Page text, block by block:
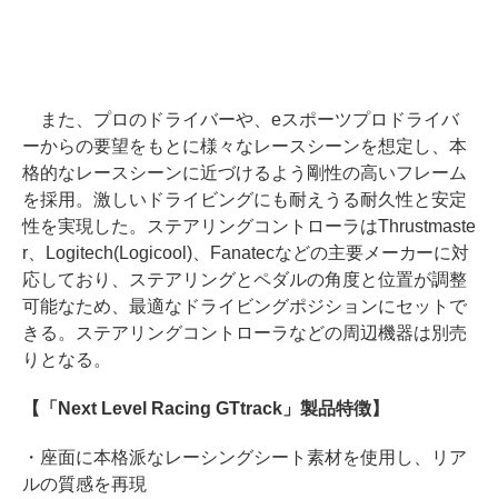
また、プロのドライバーや、eスポーツプロドライバ
ーからの要望をもとに様々なレースシーンを想定し、本
格的なレースシーンに近づけるよう剛性の高いフレーム
を採用。激しいドライビングにも耐えうる耐久性と安定
性を実現した。ステアリングコントローラはThrustmaste
r、Logitech(Logicool)、Fanatecなどの主要メーカーに対
応しており、ステアリングとペダルの角度と位置が調整
可能なため、最適なドライビングポジションにセットで
きる。ステアリングコントローラなどの周辺機器は別売
りとなる。
【「Next Level Racing GTtrack」製品特徴】
・座面に本格派なレーシングシート素材を使用し、リア
ルの質感を再現